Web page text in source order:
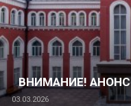
ВНИМАНИЕ! АНОНС
03.03.2026